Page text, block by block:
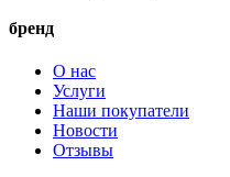
бренд
О нас
Услуги
Наши покупатели
Новости
Отзывы